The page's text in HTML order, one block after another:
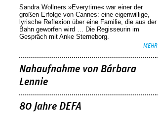
Sandra Wollners »Everytime« war einer der
großen Erfolge von Cannes: eine eigenwillige,
lyrische Reflexion über eine ­Familie, die aus der
Bahn geworfen wird … Die Regisseurin im
Gespräch mit Anke Sterneborg.
MEHR
Nahaufnahme von Bárbara
Lennie
80 Jahre DEFA